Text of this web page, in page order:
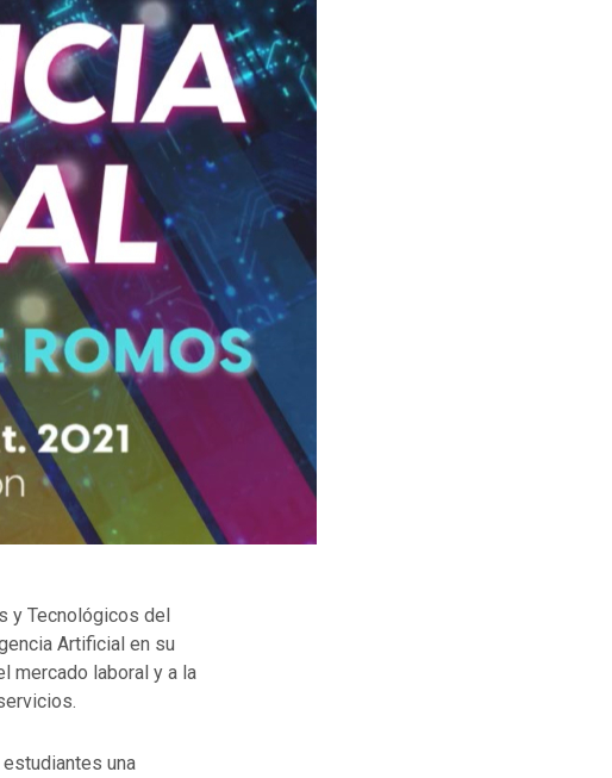
y Tecnológicos del
Artificial en su
mercado laboral y a la
una